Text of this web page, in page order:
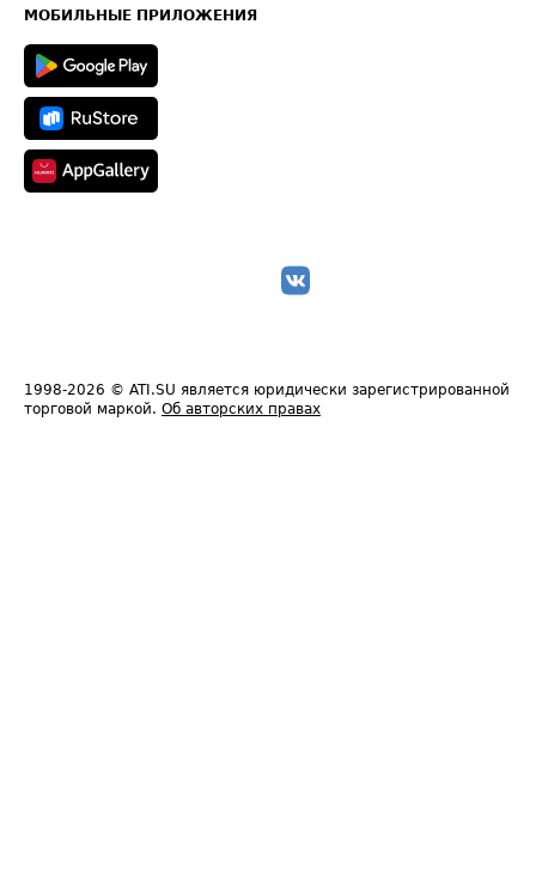
Техническая информация
МОБИЛЬНЫЕ ПРИЛОЖЕНИЯ
1998-2026 © ATI.SU является юридически зарегистрированной
торговой маркой. Об авторских правах